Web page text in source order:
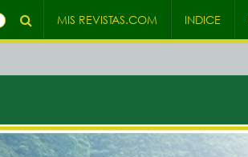
MIS REVISTAS.COM INDICE